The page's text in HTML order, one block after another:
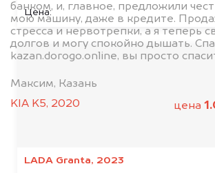
Цена:
LADA Granta, 2023
банком, и, главное, предложили
мою машину, даже в кредите.
стресса и нервотрепки, а я теперь
долгов и могу спокойно дышать.
kazan.dorogo.online, вы просто
Максим, Казань
KIA K5, 2020
цена